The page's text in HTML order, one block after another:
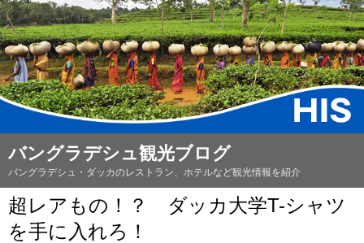
バングラデシュ観光ブログ
バングラデシュ・ダッカのレストラン、ホテルなど観光情報を紹介
超レアもの！？ ダッカ大学T-シャツ
を手に入れろ！